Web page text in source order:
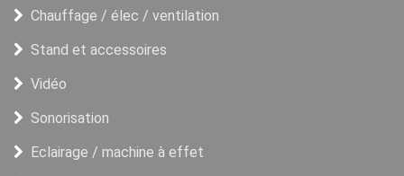
Chauffage / élec / ventilation
Stand et accessoires
Vidéo
Sonorisation
Eclairage / machine à effet